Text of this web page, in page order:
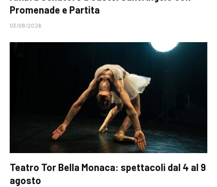
Promenade e Partita
03/08/2026
Teatro Tor Bella Monaca: spettacoli dal 4 al 9
agosto